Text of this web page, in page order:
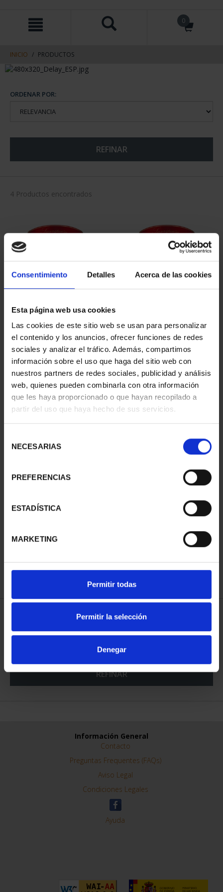
Consentimiento Detalles Acerca de las cookies
Esta página web usa cookies
Las cookies de este sitio web se usan para personalizar
el contenido y los anuncios, ofrecer funciones de redes
sociales y analizar el tráfico. Además, compartimos
información sobre el uso que haga del sitio web con
nuestros partners de redes sociales, publicidad y análisis
web, quienes pueden combinarla con otra información
que les haya proporcionado o que hayan recopilado a
partir del uso que haya hecho de sus servicios.
NECESARIAS
PREFERENCIAS
ESTADÍSTICA
MARKETING
Permitir todas
Permitir la selección
Denegar
contenido
navegacin
0
INICIO PRODUCTOS
ORDENAR POR:
REFINAR
4 Productos encontrados
SUSCRIPCIÓN
CAPITALES DE
PROVINCIA 1
949,00 €
Sólo para usuarios
registrados
SUSCRIPCIÓN
CAPITALES DE
PROVINCIA 2
949,00 €
Sólo para usuarios
registrados
SUSCRIPCIÓN
949,00 €
registrados
SUSCRIPCIÓN
CAPITALES DE
PROVINCIA 4
949,00 €
registrados
REFINAR
Información General
Contacto
Preguntas Frequentes (FAQs)
Aviso Legal
Condiciones Legales
Ayuda